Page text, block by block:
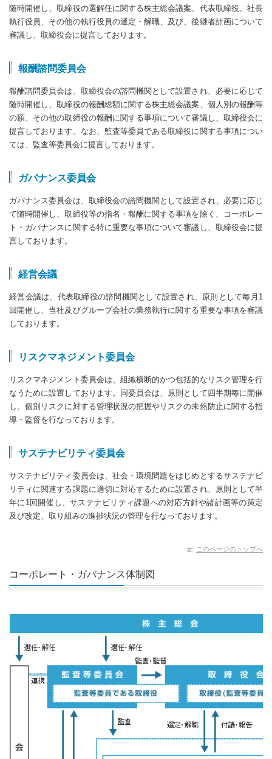
随時開催し、取締役の選解任に関する株主総会議案、代表取締役、社長
執行役員、その他の執行役員の選定・解職、及び、後継者計画について
審議し、取締役会に提言しております。
報酬諮問委員会
報酬諮問委員会は、取締役会の諮問機関として設置され、必要に応じて
随時開催し、取締役の報酬総額に関する株主総会議案、個人別の報酬等
の額、その他の取締役の報酬に関する事項について審議し、取締役会に
提言しております。なお、監査等委員である取締役に関する事項につい
ては、監査等委員会に提言しております。
ガバナンス委員会
ガバナンス委員会は、取締役会の諮問機関として設置され、必要に応じ
て随時開催し、取締役等の指名・報酬に関する事項を除く、コーポレー
ト・ガバナンスに関する特に重要な事項について審議し、取締役会に提
言しております。
経営会議
経営会議は、代表取締役の諮問機関として設置され、原則として毎月1
回開催し、当社及びグループ会社の業務執行に関する重要な事項を審議
しております。
リスクマネジメント委員会
リスクマネジメント委員会は、組織横断的かつ包括的なリスク管理を行
なうために設置しております。同委員会は、原則として四半期毎に開催
し、個別リスクに対する管理状況の把握やリスクの未然防止に関する指
導・監督を行なっております。
サステナビリティ委員会
サステナビリティ委員会は、社会・環境問題をはじめとするサステナビ
リティに関連する課題に適切に対応するために設置され、原則として半
年に1回開催し、サステナビリティ課題への対応方針や諸計画等の策定
及び改定、取り組みの進捗状況の管理を行なっております。
このページのトップへ
コーポレート・ガバナンス体制図